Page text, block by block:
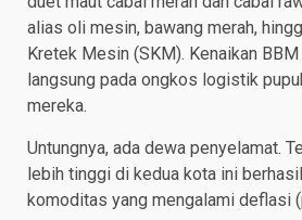
alias oli mesin, bawang merah,
Kretek Mesin (SKM). Kenaikan
langsung pada ongkos logistik
mereka.
Untungnya, ada dewa penyelamat.
lebih tinggi di kedua kota ini
komoditas yang mengalami deflasi